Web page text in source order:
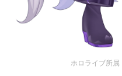
ホロライブ所